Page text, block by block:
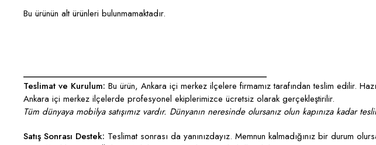
Bu ürünün alt ürünleri bulunmamaktadır.
____________________________________________________
Teslimat ve Kurulum: Bu ürün, Ankara içi merkez ilçelere firmamız tarafından teslim edilir.
Ankara içi merkez ilçelerde profesyonel ekiplerimizce ücretsiz olarak gerçekleştirilir.
Tüm dünyaya mobilya satışımız vardır. Dünyanın neresinde olursanız olun kapınıza kadar
Satış Sonrası Destek: Teslimat sonrası da yanınızdayız. Memnun kalmadığınız bir durum